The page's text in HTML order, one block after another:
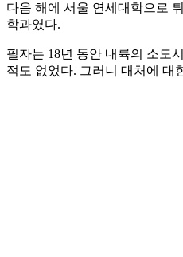
다음 해에 서울 연세대학으로
학과였다.
필자는 18년 동안 내륙의 소도
적도 없었다. 그러니 대처에 대